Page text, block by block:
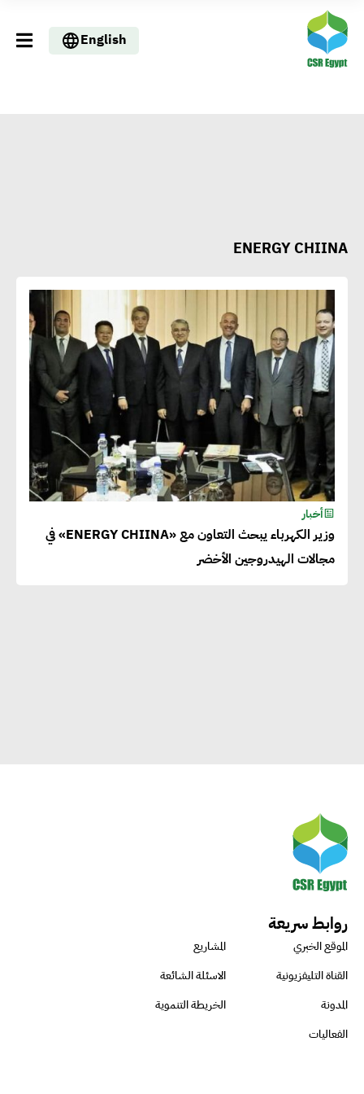
English
ENERGY CHIINA
أخبار
وزير الكهرباء يبحث التعاون مع «ENERGY CHIINA» في
مجالات الهيدروجين الأخضر
روابط سريعة
الموقع الخبري
المشاريع
القناة التليفزيونية
الاسئلة الشائعة
المدونة
الخريطة التنموية
الفعاليات